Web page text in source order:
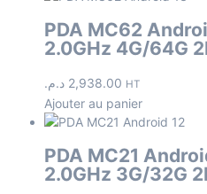
PDA MC62
2.0GHz 4G/64G
2,938.00 د.م. HT
Ajouter au panier
PDA MC21
2.0GHz 3G/32G